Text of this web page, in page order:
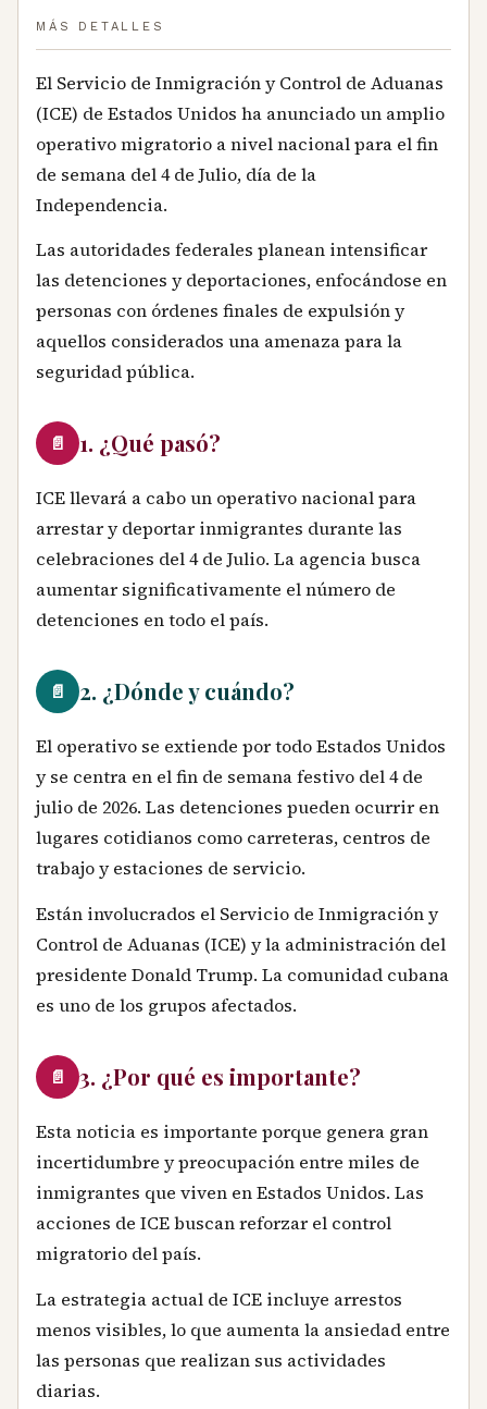
MÁS DETALLES
El Servicio de Inmigración y Control de Aduanas
(ICE) de Estados Unidos ha anunciado un amplio
operativo migratorio a nivel nacional para el fin
de semana del 4 de Julio, día de la
Independencia.
Las autoridades federales planean intensificar
las detenciones y deportaciones, enfocándose en
personas con órdenes finales de expulsión y
aquellos considerados una amenaza para la
seguridad pública.
📄 1. ¿Qué pasó?
ICE llevará a cabo un operativo nacional para
arrestar y deportar inmigrantes durante las
celebraciones del 4 de Julio. La agencia busca
aumentar significativamente el número de
detenciones en todo el país.
📄 2. ¿Dónde y cuándo?
El operativo se extiende por todo Estados Unidos
y se centra en el fin de semana festivo del 4 de
julio de 2026. Las detenciones pueden ocurrir en
lugares cotidianos como carreteras, centros de
trabajo y estaciones de servicio.
Están involucrados el Servicio de Inmigración y
Control de Aduanas (ICE) y la administración del
presidente Donald Trump. La comunidad cubana
es uno de los grupos afectados.
📄 3. ¿Por qué es importante?
Esta noticia es importante porque genera gran
incertidumbre y preocupación entre miles de
inmigrantes que viven en Estados Unidos. Las
acciones de ICE buscan reforzar el control
migratorio del país.
La estrategia actual de ICE incluye arrestos
menos visibles, lo que aumenta la ansiedad entre
las personas que realizan sus actividades
diarias.